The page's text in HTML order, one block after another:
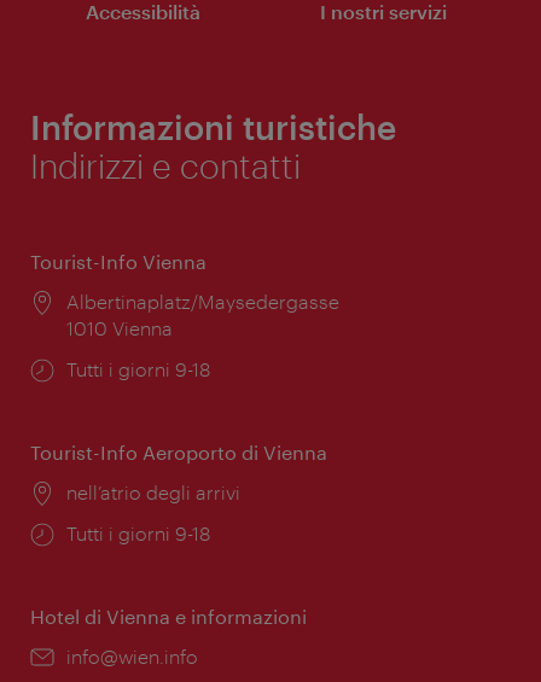
Accessibilità I nostri servizi
Informazioni turistiche
Indirizzi e contatti
Tourist-Info Vienna
Posizione:
Albertinaplatz/Maysedergasse
1010 Vienna
Orari
Tutti i giorni 9-18
Tourist-Info Aeroporto di Vienna
Posizione:
nell’atrio degli arrivi
Orari
Tutti i giorni 9-18
Hotel di Vienna e informazioni
Email:
info@wien.info